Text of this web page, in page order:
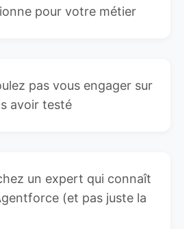
pour votre métier
pas vous engager sur
avoir testé
un expert qui connaît
(et pas juste la